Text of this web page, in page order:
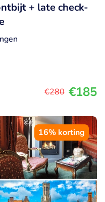
+ late check-
€280 €185
16% korting